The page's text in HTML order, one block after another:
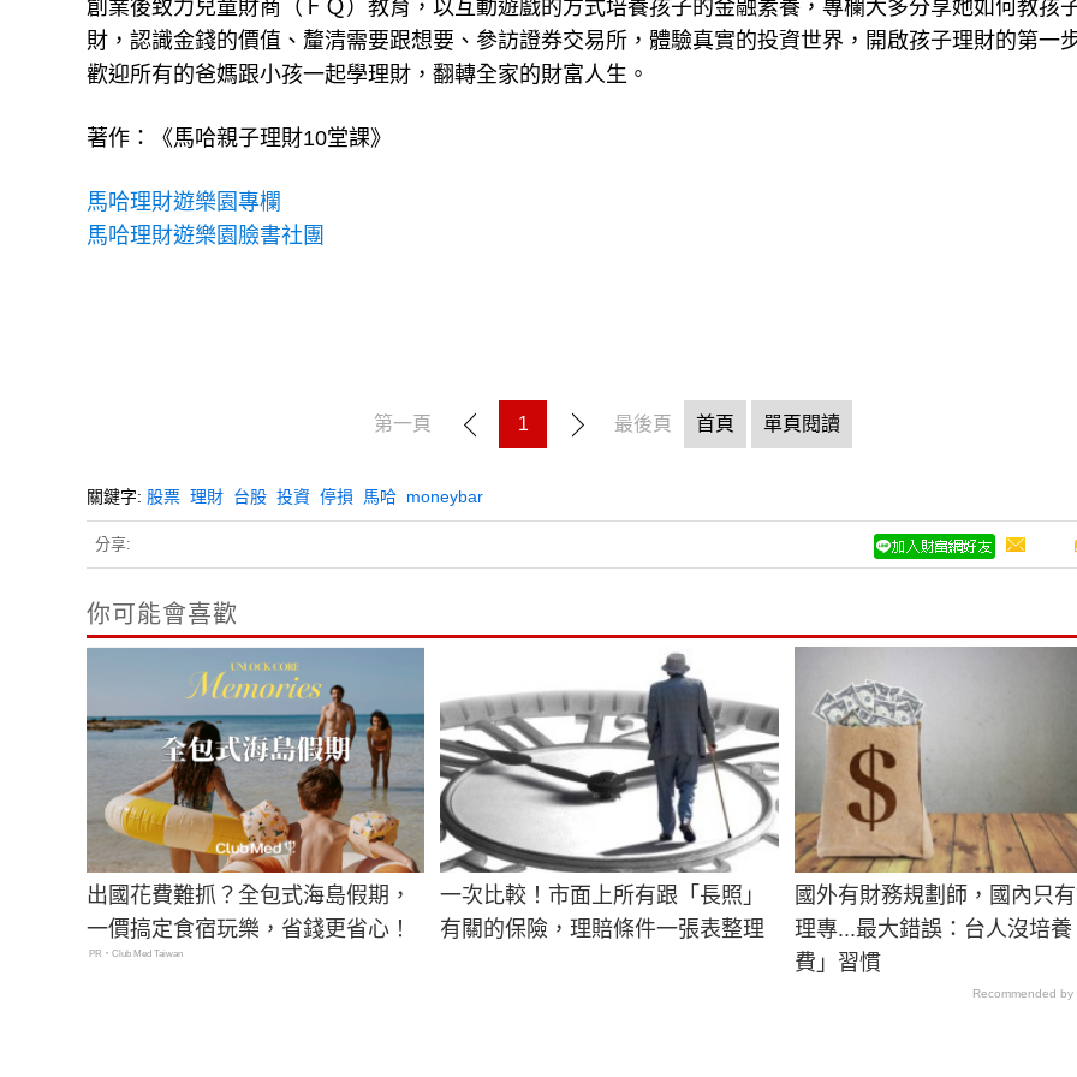
創業後致力兒童財商（ＦＱ）教育，以互動遊戲的方式培養孩子的金融素養，專欄大多分享她如何教孩
財，認識金錢的價值、釐清需要跟想要、參訪證券交易所，體驗真實的投資世界，開啟孩子理財的第一
歡迎所有的爸媽跟小孩一起學理財，翻轉全家的財富人生。
著作：《馬哈親子理財10堂課》
馬哈理財遊樂園專欄
馬哈理財遊樂園臉書社團
第一頁 1 最後頁 首頁 單頁閱讀
關鍵字: 股票 理財 台股 投資 停損 馬哈 moneybar
分享:
你可能會喜歡
出國花費難抓？全包式海島假期，
一價搞定食宿玩樂，省錢更省心！
PR・Club Med Taiwan
一次比較！市面上所有跟「長照」
有關的保險，理賠條件一張表整理
國外有財務規劃師，國內只
理專...最大錯誤：台人沒培養
費」習慣
Recommended by